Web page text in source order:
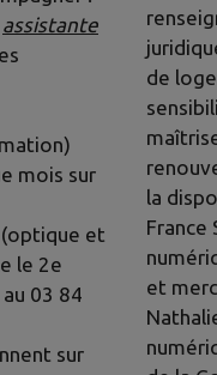
assistante
mois sur
et
le 2e
03 84
sur
de
la
France
et